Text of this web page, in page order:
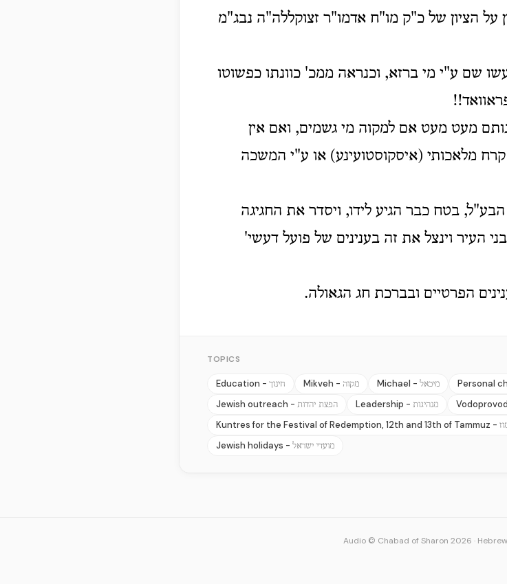
על הציון של כ"ק מו"ח אדמו"ר זצוקללה"ה נבג"מ
שם ע"י מי ברזא, וכנראה ממכ' כוונתו כפשוטו
מעט מעט אם למקוה מי גשמים, ואם אין
מלאכותי (איסקוסטועינע) או ע"י המשכה
בטח כבר הגיע לידו, ויסדר את החגיגה
העיר וינצל את זה בענינים של פועל דעשי'
הפרטיים ובברכת חג הגאולה.
TOPICS
Education - חינוך Mikveh - מקוה Michael - מיכאל Personal
Jewish outreach - הפצת יהדות Leadership - מנהיגות
Kuntres for the Festival of Redemption, 12th and 13th of Tammuz -
Jewish holidays - מועדי ישראל
Audio © Chabad of Sharon 2026 ·